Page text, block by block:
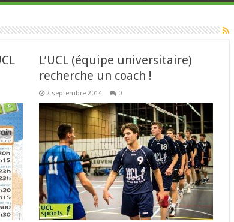
L’UCL (équipe universitaire)
recherche un coach !
2 septembre 2014 0